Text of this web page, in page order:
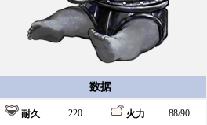
数据
耐久 220 火力 88/90